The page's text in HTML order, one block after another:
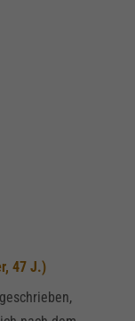
47 J.)